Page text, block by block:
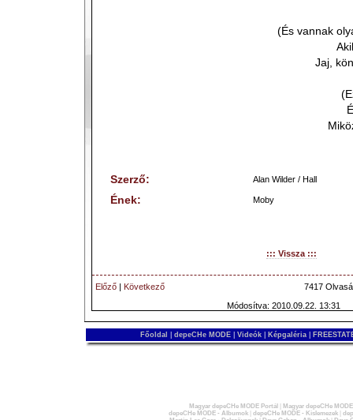
(És vannak
Jaj,
Szerző: Alan Wilder / Hall
Ének: Moby
::: Vissza :::
Előző | Következő
7417
Módosítva: 2010.09.22. 13:31
Főoldal depeCHe MODE Videók Képgaléria
Magyar depeCHe MODE Portál
Magyar depeCHe
depeCHe MODE - Albumok| depeCHe MODE - Kislemezek|